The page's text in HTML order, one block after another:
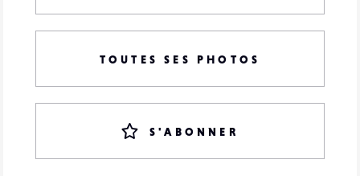
TOUTES SES PHOTOS
S'ABONNER